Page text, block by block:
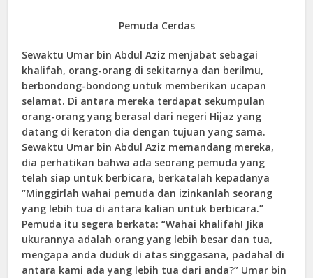
Pemuda Cerdas
Sewaktu Umar bin Abdul Aziz menjabat sebagai
khalifah, orang-orang di sekitarnya dan berilmu,
berbondong-bondong untuk memberikan ucapan
selamat. Di antara mereka terdapat sekumpulan
orang-orang yang berasal dari negeri Hijaz yang
datang di keraton dia dengan tujuan yang sama.
Sewaktu Umar bin Abdul Aziz memandang mereka,
dia perhatikan bahwa ada seorang pemuda yang
telah siap untuk berbicara, berkatalah kepadanya
“Minggirlah wahai pemuda dan izinkanlah seorang
yang lebih tua di antara kalian untuk berbicara.”
Pemuda itu segera berkata: “Wahai khalifah! Jika
ukurannya adalah orang yang lebih besar dan tua,
mengapa anda duduk di atas singgasana, padahal di
antara kami ada yang lebih tua dari anda?” Umar bin